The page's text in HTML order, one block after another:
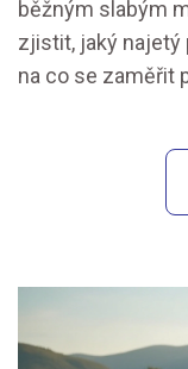
běžným slabým
zjistit, jaký najetý
na co se zaměřit